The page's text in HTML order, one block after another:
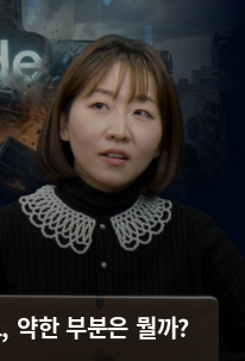
약한 부분은 뭘까?